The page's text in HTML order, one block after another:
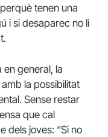
tenen una
i si desaparec no li
general, la
amb la possibilitat
Sense restar
que cal
dels joves: “Si no